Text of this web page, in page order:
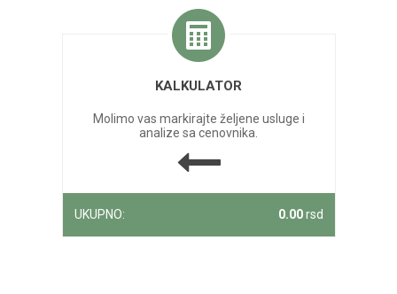
KALKULATOR
Molimo vas markirajte željene usluge i
analize sa cenovnika.
UKUPNO: 0.00rsd